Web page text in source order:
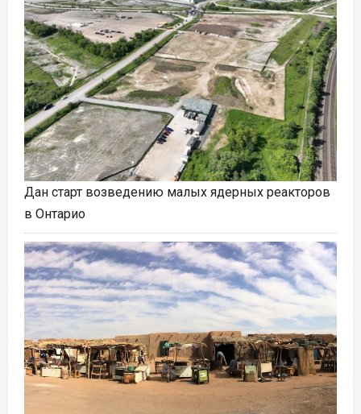
Дан старт возведению малых ядерных реакторов
в Онтарио